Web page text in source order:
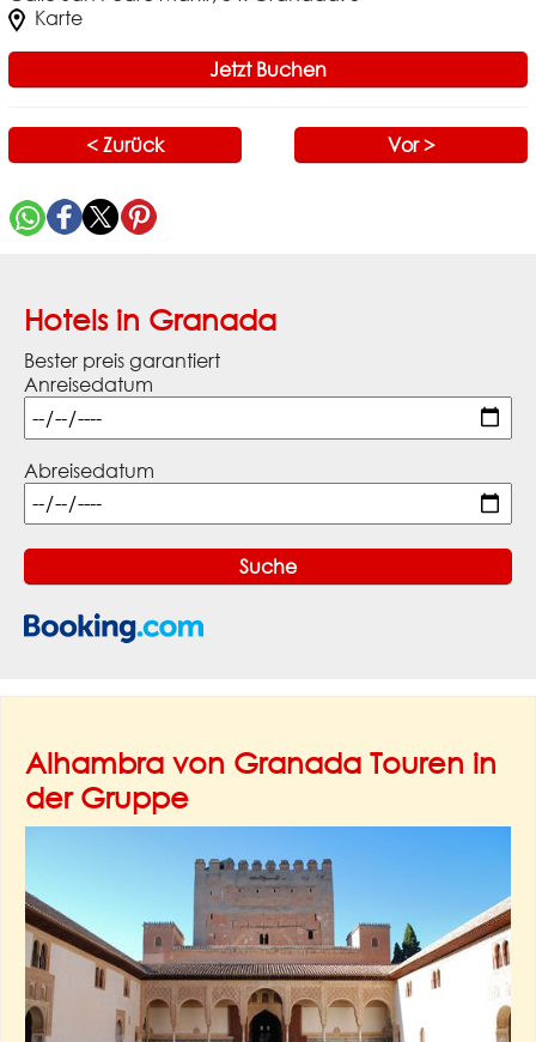
Karte
Jetzt Buchen
< Zurück Vor >
Hotels in Granada
Bester preis garantiert
Anreisedatum
Abreisedatum
Alhambra von Granada Touren in
der Gruppe